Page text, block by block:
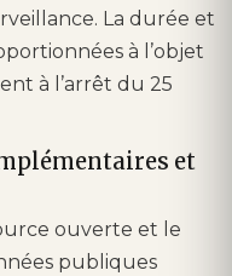
La durée et
à l’objet
à l’arrêt du 25
et
ouverte et le
publiques